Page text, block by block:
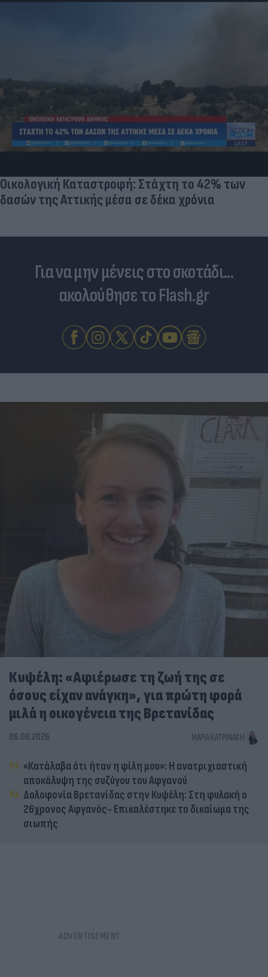
«Στην pole position για Κωνσταντέλια η
Ντόρτμουντ»
Για να μην μένεις στο σκοτάδι...
ακολούθησε το Flash.gr
Κυψέλη: «Αφιέρωσε τη ζωή της σε
όσους είχαν ανάγκη», για πρώτη φορά
μιλά η οικογένεια της Βρετανίδας
06.08.2026 ΜΑΡΊΑ ΚΑΤΡΙΝΆΚΗ
«Κατάλαβα ότι ήταν η φίλη μου»: Η ανατριχιαστική
αποκάλυψη της συζύγου του Αφγανού
Δολοφονία Βρετανίδας στην Κυψέλη: Στη φυλακή ο
26χρονος Αφγανός- Επικαλέστηκε το δικαίωμα της
σιωπής